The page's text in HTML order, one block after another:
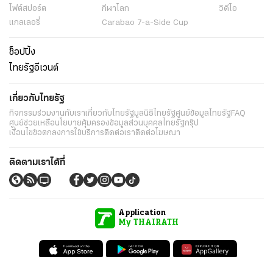
ไฟต์สปอร์ต
กีฬาโลก
วิดีโอ
แกลเลอรี่
Carabao 7-a-Side Cup
ช็อปปิ้ง
ไทยรัฐอีเวนต์
เกี่ยวกับไทยรัฐ
กิจกรรมร่วมงานกับเราเกี่ยวกับไทยรัฐมูลนิธิไทยรัฐศูนย์ข้อมูลไทยรัฐ FAQ
ศูนย์ช่วยเหลือนโยบายคุ้มครองข้อมูลส่วนบุคคลไทยรัฐกรุ๊ป
เงื่อนไขข้อตกลงการใช้บริการติดต่อเราติดต่อโฆษณา
ติดตามเราได้ที่
Application
My THAIRATH